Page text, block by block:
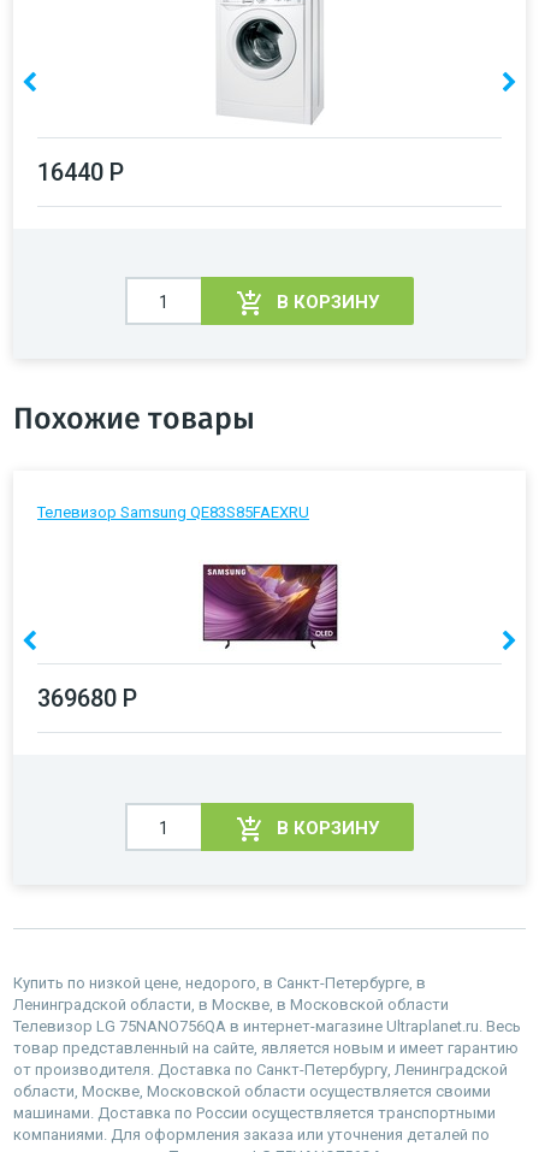
16440 Р
В КОРЗИНУ
Похожие товары
Телевизор Samsung QE83S85FAEXRU
369680 Р
В КОРЗИНУ
Купить по низкой цене, недорого, в Санкт-Петербурге, в
Ленинградской области, в Москве, в Московской области
Телевизор LG 75NANO756QA в интернет-магазине Ultraplanet.ru. Весь
товар представленный на сайте, является новым и имеет гарантию
от производителя. Доставка по Санкт-Петербургу, Ленинградской
области, Москве, Московской области осуществляется своими
машинами. Доставка по России осуществляется транспортными
компаниями. Для оформления заказа или уточнения деталей по